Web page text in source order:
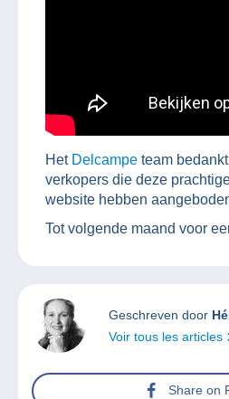
Het Delcampe team
verkopers die deze
website hebben
Tot volgende maand voor
Geschreven door
Voir tous les articles
Share on